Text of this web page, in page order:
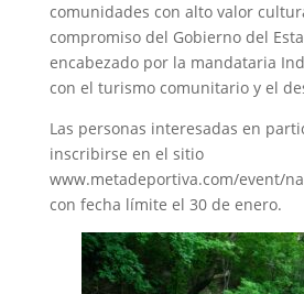
comunidades con alto valor
compromiso del Gobierno del
encabezado por la mandataria
con el turismo comunitario y el
Las personas interesadas en
inscribirse en el sitio
www.metadeportiva.com/event/
con fecha límite el 30 de enero.